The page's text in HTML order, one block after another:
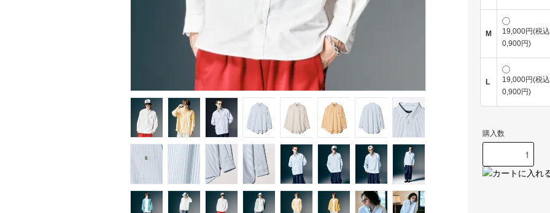
M
19,000円(税
0,900円)
L
19,000円(税
0,900円)
購入数